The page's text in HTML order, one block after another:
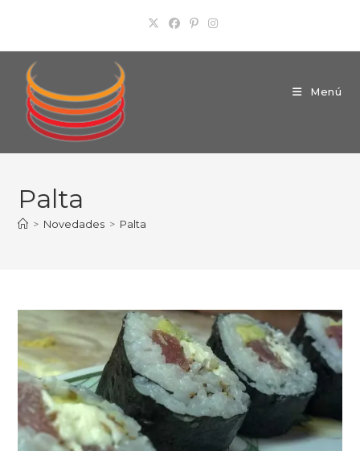
contenido
Menú
Palta
> Novedades > Palta